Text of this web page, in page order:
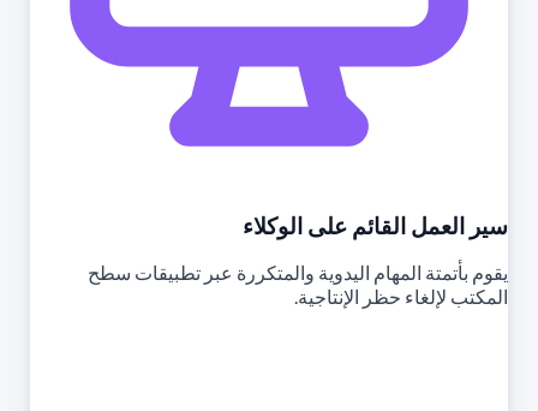
سير العمل القائم على الوكلاء
يقوم بأتمتة المهام اليدوية والمتكررة عبر تطبيقات سطح
المكتب لإلغاء حظر الإنتاجية.